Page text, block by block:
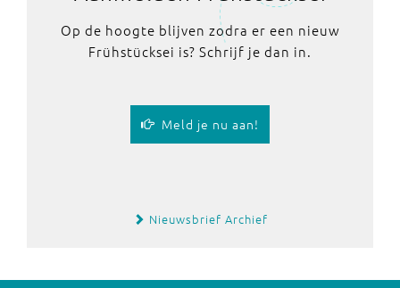
Op de hoogte blijven zodra er een nieuw
Frühstücksei is? Schrijf je dan in.
Meld je nu aan!
Nieuwsbrief Archief